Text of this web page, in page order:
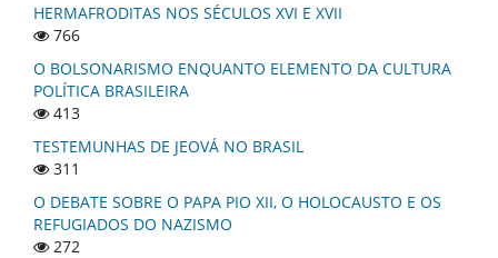
HERMAFRODITAS NOS SÉCULOS XVI E XVII
766
O BOLSONARISMO ENQUANTO ELEMENTO DA CULTURA
POLÍTICA BRASILEIRA
413
TESTEMUNHAS DE JEOVÁ NO BRASIL
311
O DEBATE SOBRE O PAPA PIO XII, O HOLOCAUSTO E OS
REFUGIADOS DO NAZISMO
272